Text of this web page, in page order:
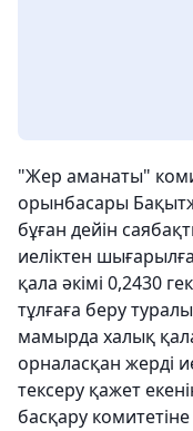
"Жер аманаты"
орынбасары
бұған дейін
иеліктен
қала әкімі 0,2430
тұлғаға беру
мамырда халық
орналасқан жерді
тексеру қажет
басқару